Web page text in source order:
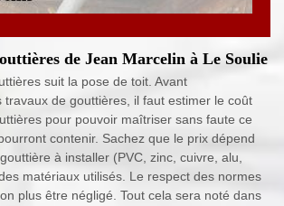
de Jean Marcelin à Le Soulie
suit la pose de toit. Avant
travaux de gouttières, il faut estimer le coût
pour pouvoir maîtriser sans faute ce
contenir. Sachez que le prix dépend
à installer (PVC, zinc, cuivre, alu,
matériaux utilisés. Le respect des normes
plus être négligé. Tout cela sera noté dans